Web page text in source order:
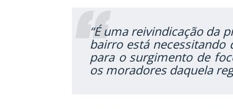
“É uma reivindicação da
bairro está necessitando
para o surgimento de
os moradores daquela